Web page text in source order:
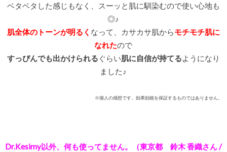
ベタベタした感じもなく、スーッと肌に馴染むので使い心地も
◎♪
肌全体のトーンが明るく なって、カサカサ肌からモチモチ肌に
なれたので
すっぴんでも出かけられる ぐらい肌に自信が持てるようになり
ました♪
※個人の感想です。効果効能を保証するものではありません。
Dr.Kesimy以外、何も使ってません。
（東京都 鈴木 香織さん /